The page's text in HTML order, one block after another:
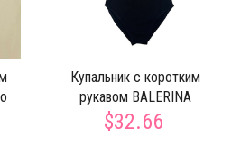
Купальник с коротким
рукавом BALERINA
$32.66